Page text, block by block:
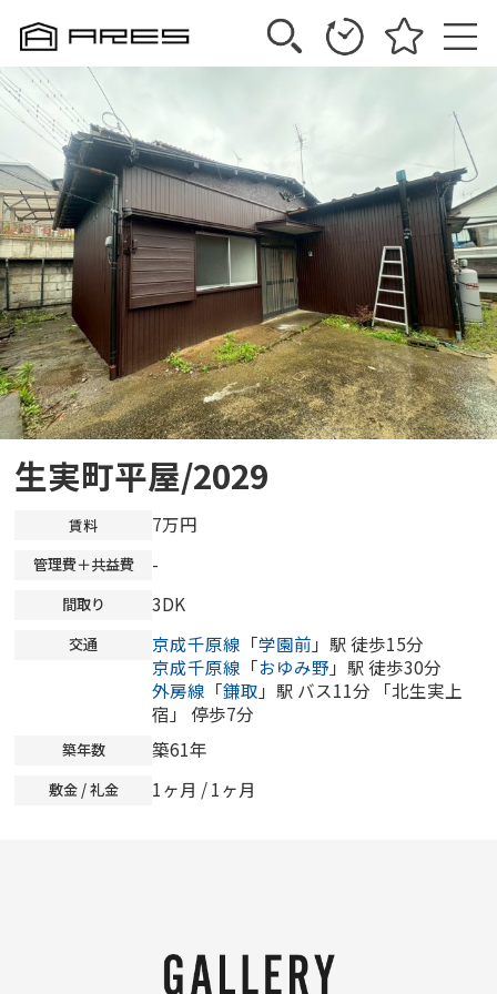
生実町平屋/2029
賃料 7万円
管理費＋共益費 -
間取り 3DK
交通 京成千原線 「学園前 」駅 徒歩15分
京成千原線 「おゆみ野 」駅 徒歩30分
外房線 「鎌取 」駅 バス11分 「北生実上
宿」 停歩7分
築年数 築61年
敷金 / 礼金 1ヶ月 / 1ヶ月